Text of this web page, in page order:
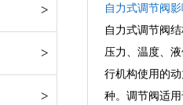
自力式调节阀
自力式调节阀
压力、温度、
行机构使用的
种。调节阀适